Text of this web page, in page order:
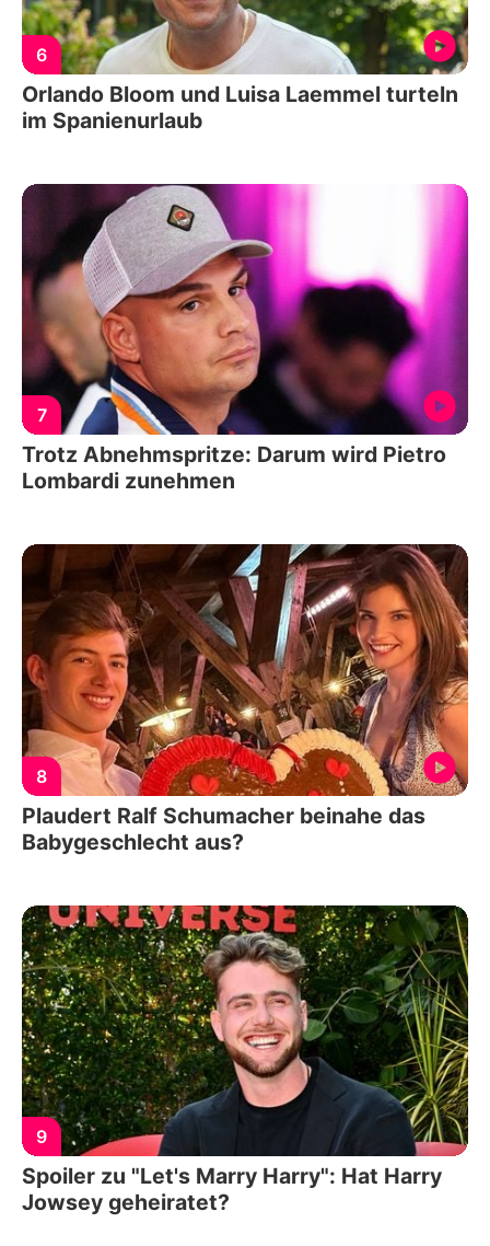
6
Orlando Bloom und Luisa Laemmel turteln
im Spanienurlaub
7
Trotz Abnehmspritze: Darum wird Pietro
Lombardi zunehmen
8
Plaudert Ralf Schumacher beinahe das
Babygeschlecht aus?
9
Spoiler zu "Let's Marry Harry": Hat Harry
Jowsey geheiratet?